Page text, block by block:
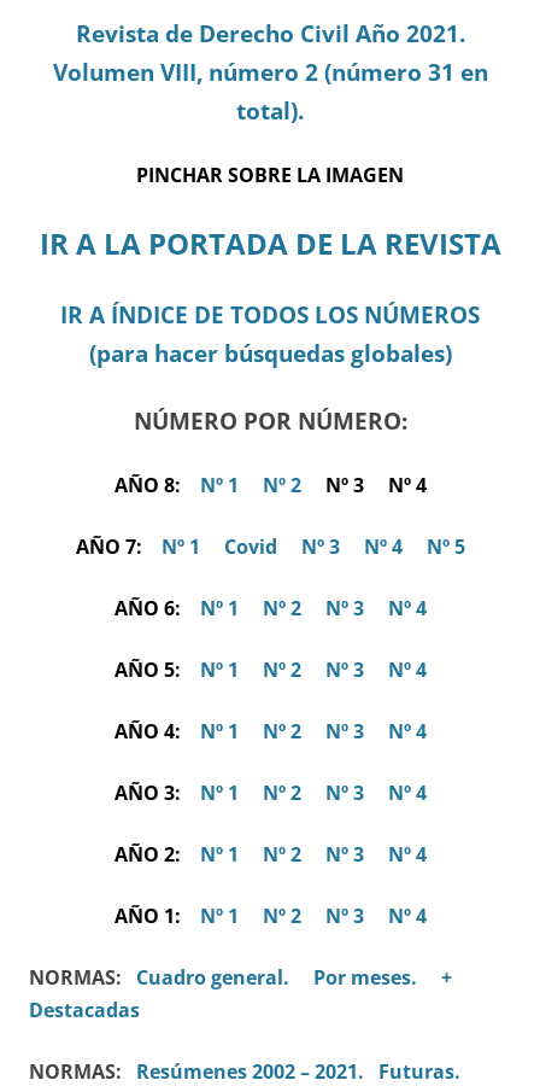
Revista de Derecho Civil Año 2021.
Volumen VIII, número 2 (número 31 en
total).
PINCHAR SOBRE LA IMAGEN
IR A LA PORTADA DE LA REVISTA
IR A ÍNDICE DE TODOS LOS NÚMEROS
(para hacer búsquedas globales)
NÚMERO POR NÚMERO:
AÑO 8: Nº 1 Nº 2Nº 3 Nº 4
AÑO 7: Nº 1 Covid Nº 3 Nº 4 Nº 5
AÑO 6: Nº 1 Nº 2 Nº 3 Nº 4
AÑO 5: Nº 1 Nº 2 Nº 3 Nº 4
AÑO 4: Nº 1 Nº 2 Nº 3 Nº 4
AÑO 3: Nº 1 Nº 2 Nº 3 Nº 4
AÑO 2: Nº 1 Nº 2 Nº 3 Nº 4
AÑO 1: Nº 1 Nº 2 Nº 3 Nº 4
NORMAS: Cuadro general. Por meses.
+
Destacadas
NORMAS: Resúmenes 2002 – 2021.
Futuras.